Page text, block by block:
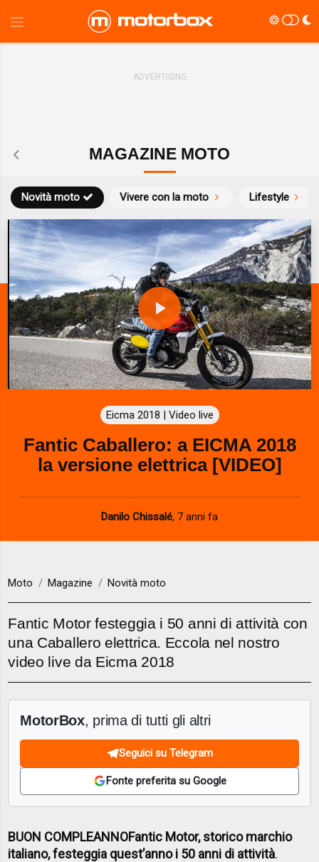
MAGAZINE MOTO
Novità moto Vivere con la moto Lifestyle
P
l
a
y
V
d
e
o
Eicma 2018 | Video live
Fantic Caballero: a EICMA 2018
la versione elettrica [VIDEO]
Danilo Chissalé, 7 anni fa
Moto Magazine Novità moto
Fantic Motor festeggia i 50 anni di attività con
una Caballero elettrica. Eccola nel nostro
video live da Eicma 2018
MotorBox, prima di tutti gli altri
Seguici su Telegram
Fonte preferita su Google
BUON COMPLEANNOFantic Motor, storico marchio
italiano, festeggia quest’anno i 50 anni di attività.